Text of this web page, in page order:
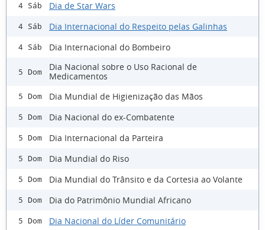
4 Sáb Dia de Star Wars
4 Sáb Dia Internacional do Respeito pelas Galinhas
4 Sáb Dia Internacional do Bombeiro
5 Dom
Dia Nacional sobre o Uso Racional de
Medicamentos
5 Dom Dia Mundial de Higienização das Mãos
5 Dom Dia Nacional do ex-Combatente
5 Dom Dia Internacional da Parteira
5 Dom Dia Mundial do Riso
5 Dom Dia Mundial do Trânsito e da Cortesia ao Volante
5 Dom Dia do Patrimônio Mundial Africano
5 Dom Dia Nacional do Líder Comunitário